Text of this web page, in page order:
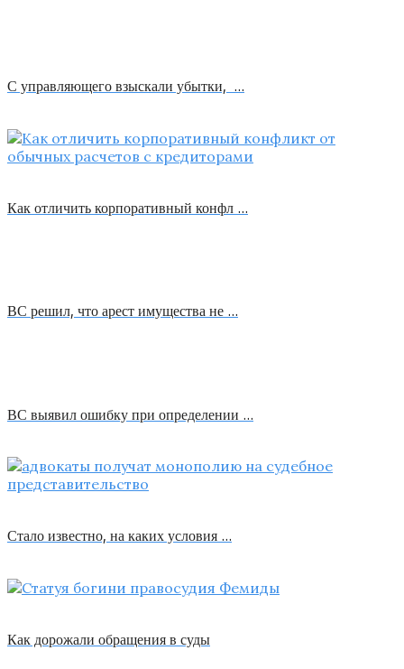
С управляющего взыскали убытки, …
Как отличить корпоративный конфл …
ВС решил, что арест имущества не …
ВС выявил ошибку при определении …
Стало известно, на каких условия …
Как дорожали обращения в суды